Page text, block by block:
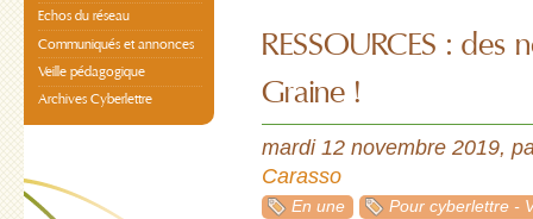
RESSOURCES : des
Graine !
mardi 12 novembre 2019,
Carasso
En une Pour cyberlettre -
Echos du réseau
Communiqués et annonces
Veille pédagogique
Archives Cyberlettre